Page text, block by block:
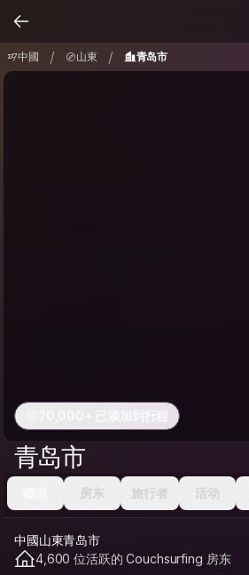
中國 / 山東 / 青岛市
20,000+ 已添加到行程
青岛市
房东 旅行者 活动
中國山東青岛市
4,600 位活跃的 Couchsurfing 房东